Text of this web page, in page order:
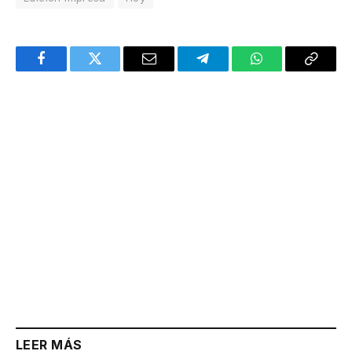
FacebookTwitter Email TelegramWhatsAppCopy
LEER MÁS